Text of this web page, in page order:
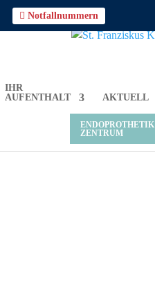
 Notfallnummern
IHR
AUFENTHALT
AKTUELL
ENDOPROTHETIK
ZENTRUM